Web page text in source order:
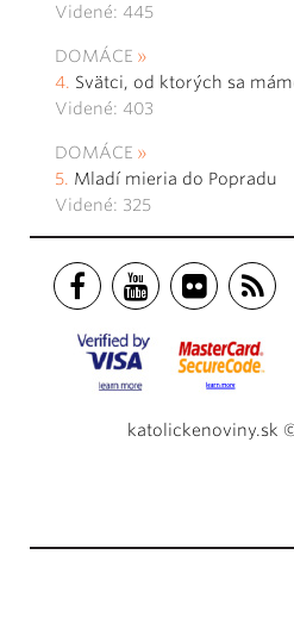
Videné: 445
DOMÁCE
Svätci, od ktorých sa
Videné: 403
DOMÁCE
Mladí mieria do Popradu
Videné: 325
katolickenoviny.sk